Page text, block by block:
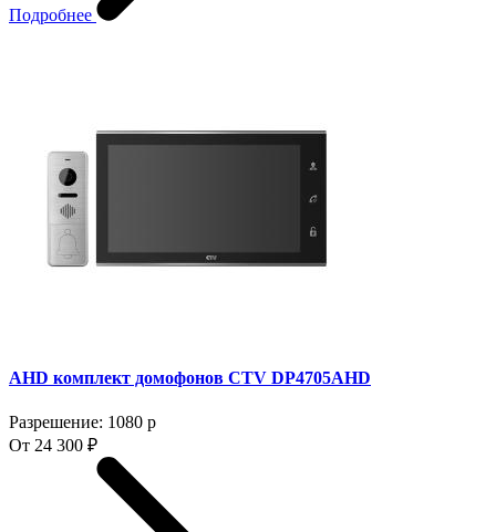
Подробнее
AHD комплект домофонов CTV DP4705AHD
Разрешение: 1080 p
От 24 300 ₽